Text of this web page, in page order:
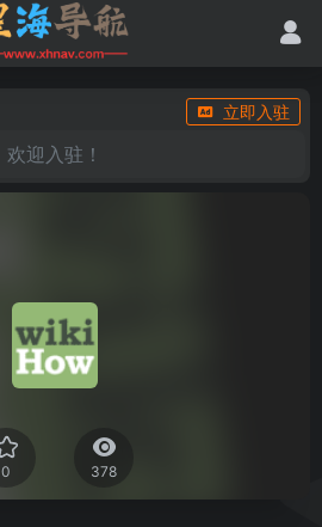
立即入驻
欢迎入驻！
0 378